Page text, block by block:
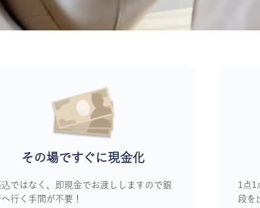
その場ですぐに現金化
込ではなく、即現金でお渡ししますので銀
へ行く手間が不要！
1点1
段を